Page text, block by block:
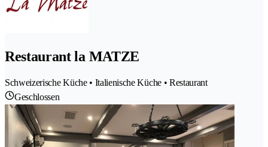
Restaurant la MATZE
Schweizerische Küche • Italienische Küche • Restaurant
Geschlossen